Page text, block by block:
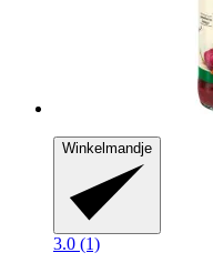
Winkelmandje
3.0 (1)